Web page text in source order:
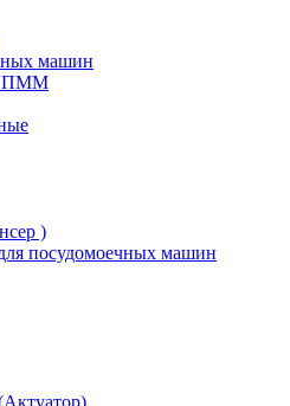
машин
ПММ
)
посудомоечных машин